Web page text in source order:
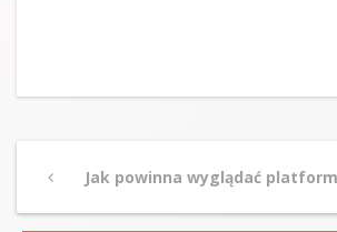
navigation
PreviousJak powinna wyglądać